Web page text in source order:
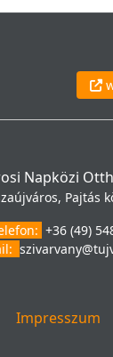
Napközi
Pajtás
+36 (49)
Impresszum